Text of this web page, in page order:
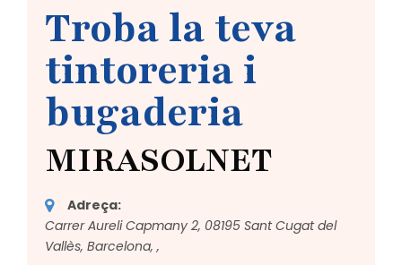
Troba la teva
tintoreria i
bugaderia
MIRASOLNET
Adreça:
Carrer Aureli Capmany 2, 08195 Sant Cugat del
Vallès, Barcelona, ,